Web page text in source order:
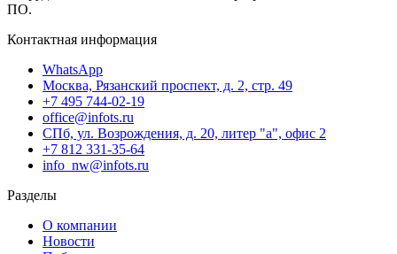
ПО.
Контактная информация
WhatsApp
Москва, Рязанский проспект, д. 2, стр. 49
+7 495 744-02-19
office@infots.ru
СПб, ул. Возрождения, д. 20, литер "a", офис 2
+7 812 331-35-64
info_nw@infots.ru
Разделы
О компании
Новости